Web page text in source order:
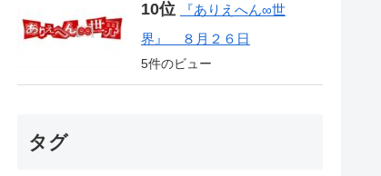
『ありえへん∞世
界』 ８月２６日
5件のビュー
タグ